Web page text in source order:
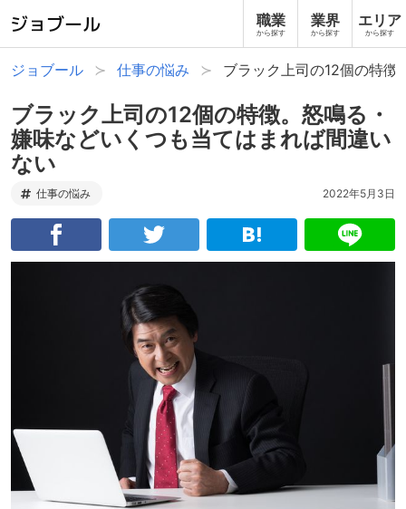
職業
から探す
業界
から探す
エリア
から探す
ジョブール 仕事の悩み ブラック上司の12個の特
ブラック上司の12個の特徴。怒鳴る・
嫌味などいくつも当てはまれば間違い
ない
仕事の悩み 2022年5月3日